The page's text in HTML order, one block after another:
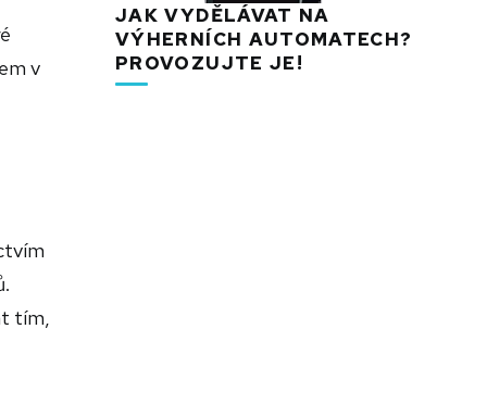
v
tím,
JAK VYDĚLÁVAT NA
VÝHERNÍCH AUTOMATECH?
PROVOZUJTE JE!